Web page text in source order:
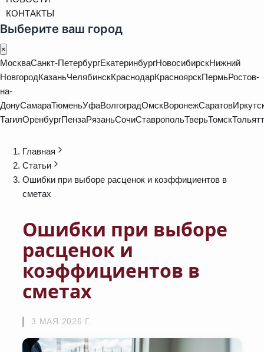
КОНТАКТЫ
Выберите ваш город
×
МоскваСанкт-ПетербургЕкатеринбургНовосибирскНижний
НовгородКазаньЧелябинскКраснодарКрасноярскПермьРостов-
на-
ДонуСамараТюменьУфаВолгоградОмскВоронежСаратов
ТагилОренбургПензаРязаньСочиСтавропольТверьТомск
Главная
Статьи
Ошибки при выборе расценок и коэффициентов в
сметах
Ошибки при выборе
расценок и
коэффициентов в
сметах
3 МАЯ 2026 Г.